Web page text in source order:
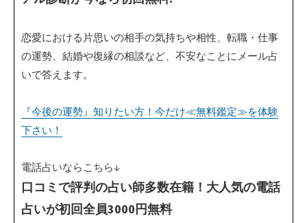
恋愛における片思いの相手の気持ちや相性、転職・仕事
の運勢、結婚や復縁の相談など、不安なことにメール占
いで答えます。
『今後の運勢』知りたい方！今だけ≪無料鑑定≫を体験
下さい！
電話占いならこちら↓
口コミで評判の占い師多数在籍！大人気の電話
占いが初回全員3000円無料